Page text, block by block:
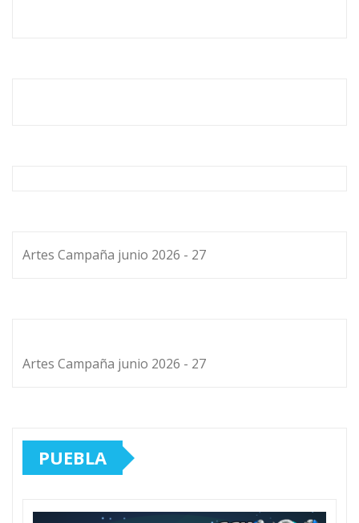
Artes Campaña junio 2026 - 27
Artes Campaña junio 2026 - 27
PUEBLA